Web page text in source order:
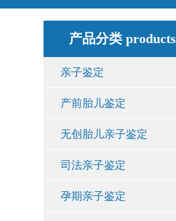
产品分类 products
亲子鉴定
产前胎儿鉴定
无创胎儿亲子鉴定
司法亲子鉴定
孕期亲子鉴定
无创胎儿亲子鉴定
入学亲子鉴定